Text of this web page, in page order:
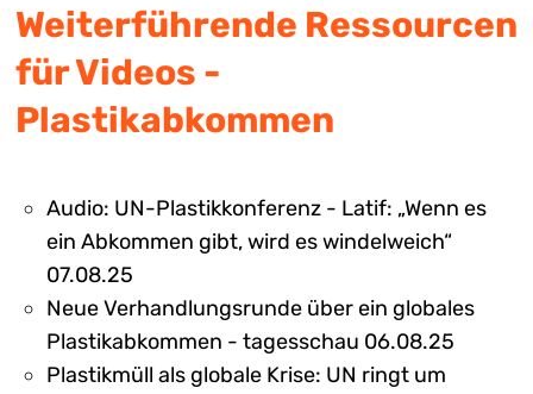
Weiterführende Ressourcen
für Videos -
Plastikabkommen
Audio: UN-Plastikkonferenz - Latif: „Wenn es
ein Abkommen gibt, wird es windelweich“
07.08.25
Neue Verhandlungsrunde über ein globales
Plastikabkommen - tagesschau 06.08.25
Plastikmüll als globale Krise: UN ringt um